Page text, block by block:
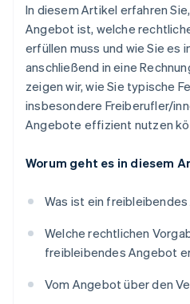
In diesem Artikel erfahren
Angebot ist, welche
erfüllen muss und wie Sie es
anschließend in eine
zeigen wir, wie Sie typische
insbesondere Freiberufler/
Angebote effizient nutzen
Worum geht es in diesem
Was ist ein
Welche rechtlichen
freibleibendes Angebot
Vom Angebot über den